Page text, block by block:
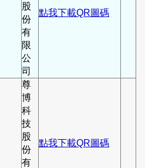
股
份
有
限
公
司
點我下載QR圖碼
尊
博
科
技
股
份
有
點我下載QR圖碼